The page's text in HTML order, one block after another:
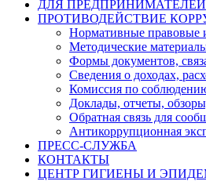
ДЛЯ ПРЕДПРИНИМАТЕЛЕЙ
ПРОТИВОДЕЙСТВИЕ
Нормативные правовые
Методические
Формы документов,
Сведения о доходах,
Комиссия по
Доклады, отчеты,
Обратная связь для
Антикоррупционная
ПРЕСС-СЛУЖБА
КОНТАКТЫ
ЦЕНТР ГИГИЕНЫ И